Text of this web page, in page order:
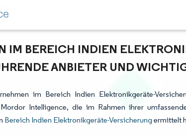
IM BEREICH INDIEN
ANBIETER UND
im Bereich Indien Elektronikgeräte-
Intelligence, die im Rahmen ihrer
Bereich Indien Elektronikgeräte-Versicherung ermittelt